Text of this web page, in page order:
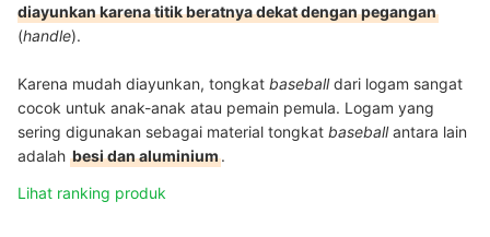
diayunkan karena titik beratnya dekat dengan pegangan
(handle).
Karena mudah diayunkan, tongkat baseballdari logam sangat
cocok untuk anak-anak atau pemain pemula. Logam yang
sering digunakan sebagai material tongkat baseballantara lain
adalah besi dan aluminium.
Lihat ranking produk